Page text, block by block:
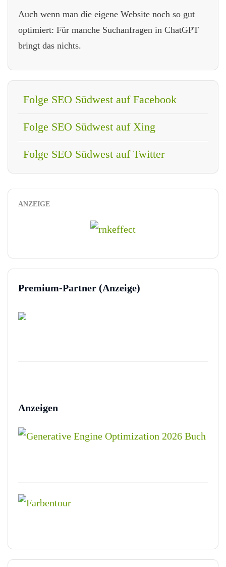
Auch wenn man die eigene Website noch so gut
optimiert: Für manche Suchanfragen in ChatGPT
bringt das nichts.
Folge SEO Südwest auf Facebook
Folge SEO Südwest auf Xing
Folge SEO Südwest auf Twitter
ANZEIGE
Premium-Partner (Anzeige)
Anzeigen